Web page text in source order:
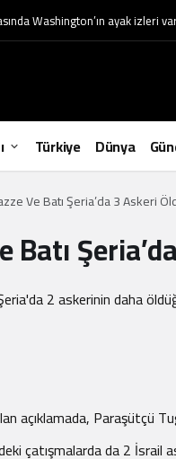
Washington’ın ayak izleri
Türkiye Dünya
Ve Batı Şeria’da 3 Askeri
2 askerinin daha
Paraşütçü
çatışmalarda da 2 İsrail